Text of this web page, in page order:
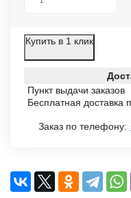
Купить в 1 клик
Пункт выдачи заказов
Бесплатная доставка
Заказ по телефону: